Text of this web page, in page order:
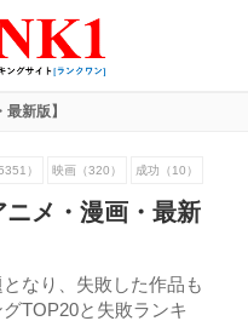
新版】
） 映画（320） 成功（10）
メ・漫画・最新
なり、失敗した作品も
TOP20と失敗ランキ